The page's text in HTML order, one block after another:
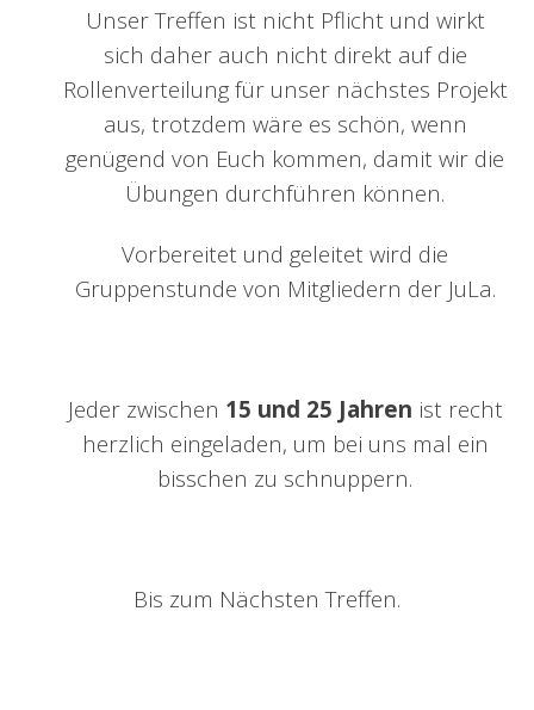
Unser Treffen ist nicht Pflicht und wirkt
sich daher auch nicht direkt auf die
Rollenverteilung für unser nächstes Projekt
aus, trotzdem wäre es schön, wenn
genügend von Euch kommen, damit wir die
Übungen durchführen können.
Vorbereitet und geleitet wird die
Gruppenstunde von Mitgliedern der JuLa.
Jeder zwischen 15 und 25 Jahren ist recht
herzlich eingeladen, um bei uns mal ein
bisschen zu schnuppern.
Bis zum Nächsten Treffen.